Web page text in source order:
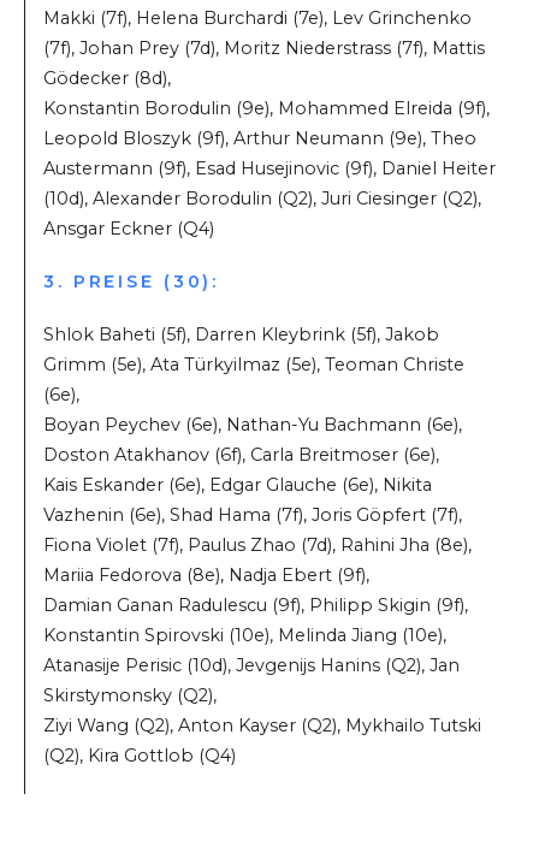
Makki (7f), Helena Burchardi (7e), Lev Grinchenko
(7f), Johan Prey (7d), Moritz Niederstrass (7f), Mattis
Gödecker (8d),
Konstantin Borodulin (9e), Mohammed Elreida (9f),
Leopold Bloszyk (9f), Arthur Neumann (9e), Theo
Austermann (9f), Esad Husejinovic (9f), Daniel Heiter
(10d), Alexander Borodulin (Q2), Juri Ciesinger (Q2),
Ansgar Eckner (Q4)
3. PREISE (30):
Shlok Baheti (5f), Darren Kleybrink (5f), Jakob
Grimm (5e), Ata Türkyilmaz (5e), Teoman Christe
(6e),
Boyan Peychev (6e), Nathan-Yu Bachmann (6e),
Doston Atakhanov (6f), Carla Breitmoser (6e),
Kais Eskander (6e), Edgar Glauche (6e), Nikita
Vazhenin (6e), Shad Hama (7f), Joris Göpfert (7f),
Fiona Violet (7f), Paulus Zhao (7d), Rahini Jha (8e),
Mariia Fedorova (8e), Nadja Ebert (9f),
Damian Ganan Radulescu (9f), Philipp Skigin (9f),
Konstantin Spirovski (10e), Melinda Jiang (10e),
Atanasije Perisic (10d), Jevgenijs Hanins (Q2), Jan
Skirstymonsky (Q2),
Ziyi Wang (Q2), Anton Kayser (Q2), Mykhailo Tutski
(Q2), Kira Gottlob (Q4)